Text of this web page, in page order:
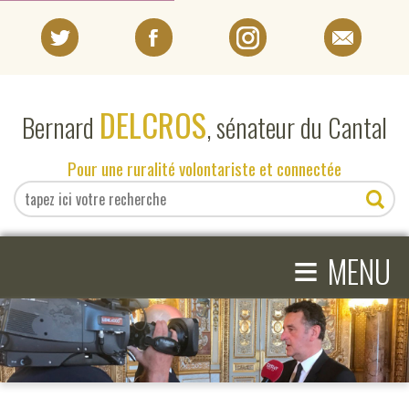
Bernard DELCROS, sénateur du Cantal
Pour une ruralité volontariste et connectée
≡ MENU
EN DIRECT DU SÉNAT
EN DIRECT DU CANTAL
COMPRENDRE LE SÉNAT